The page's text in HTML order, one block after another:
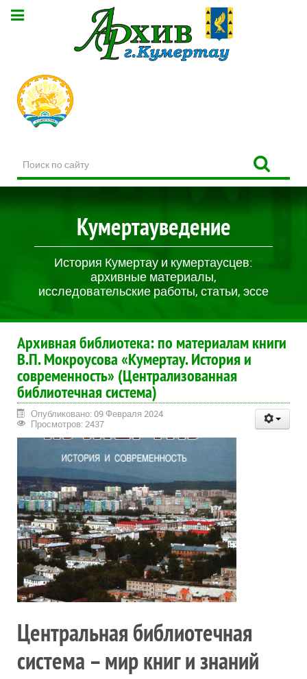
по
сайту
Кумертауведение
История Кумертау и кумертаусцев:
архивные материалы,
исследовательские работы, статьи, эссе
Архивная библиотека: по материалам книги
В.П. Мокроусова «Кумертау. История и
современность» (Централизованная
библиотечная система)
Опубликовано: 09 Февраля 2024
Просмотров: 2437
Центральная библиотечная
система – мир книг и знаний